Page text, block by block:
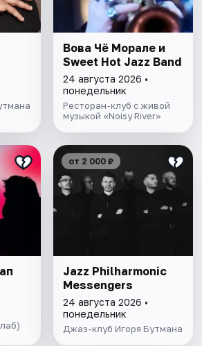
Вова Чё Морале и
Sweet Hot Jazz Band
24 августа 2026 •
понедельник
Ресторан-клуб с живой
музыкой «Noisy River»
от 2 000 ₽
Jazz Philharmonic
Messengers
24 августа 2026 •
понедельник
Джаз-клуб Игоря Бутмана